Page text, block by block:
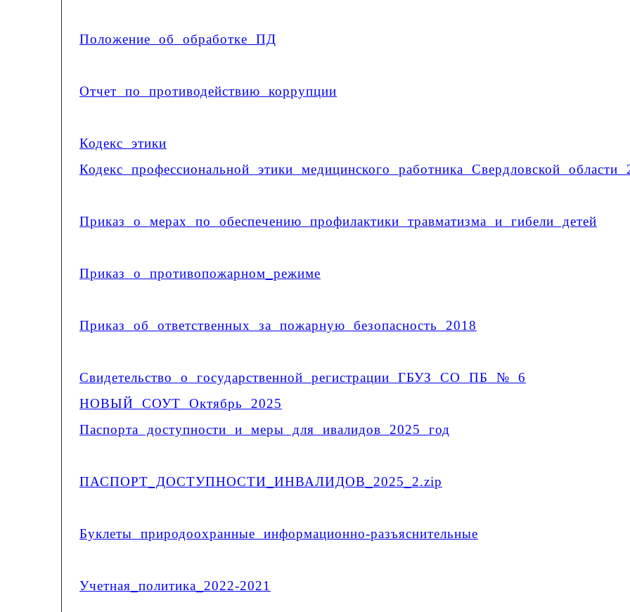
Положение об обработке ПД
Отчет по противодействию коррупции
Кодекс этики
Кодекс профессиональной этики медицинского работника Свердловской области
Приказ о мерах по обеспечению профилактики травматизма и гибели детей
Приказ о противопожарном_режиме
Приказ об ответственных за пожарную безопасность 2018
Свидетельство о государственной регистрации ГБУЗ СО ПБ № 6
НОВЫЙ СОУТ Октябрь 2025
Паспорта доступности и меры для ивалидов 2025 год
ПАСПОРТ_ДОСТУПНОСТИ_ИНВАЛИДОВ_2025_2.zip
Буклеты природоохранные информационно-разъяснительные
Учетная_политика_2022-2021